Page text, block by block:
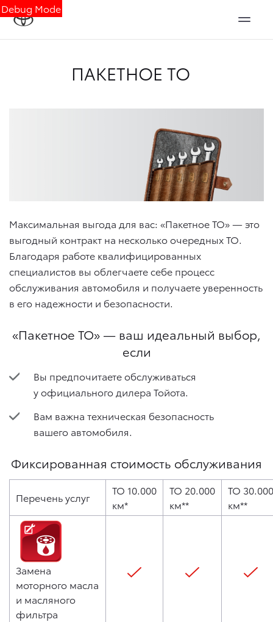
Debug Mode
ПАКЕТНОЕ ТО
Максимальная выгода для вас: «Пакетное ТО» — это
выгодный контракт на несколько очередных ТО.
Благодаря работе квалифицированных
специалистов вы облегчаете себе процесс
обслуживания автомобиля и получаете уверенность
в его надежности и безопасности.
«Пакетное ТО» — ваш идеальный выбор,
если
Вы предпочитаете обслуживаться
у официального дилера Тойота.
Вам важна техническая безопасность
вашего автомобиля.
Фиксированная стоимость обслуживания
Перечень услуг
ТО 10.000
км*
ТО 20.000
км**
ТО 30.000
км**
Замена
моторного масла
и масляного
фильтра